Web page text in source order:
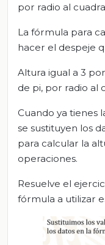
por radio al
La fórmula para
hacer el despeje
Altura igual a 3
de pi, por radio al
Cuando ya tienes
se sustituyen los
para calcular la
operaciones.
Resuelve el
fórmula a utilizar